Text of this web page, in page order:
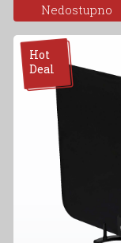
Nedostupno
Hot
Deal